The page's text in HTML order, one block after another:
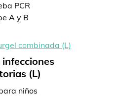
PCR
A y B
(L)
niños